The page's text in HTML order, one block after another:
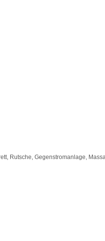
Rutsche, Gegenstromanlage,